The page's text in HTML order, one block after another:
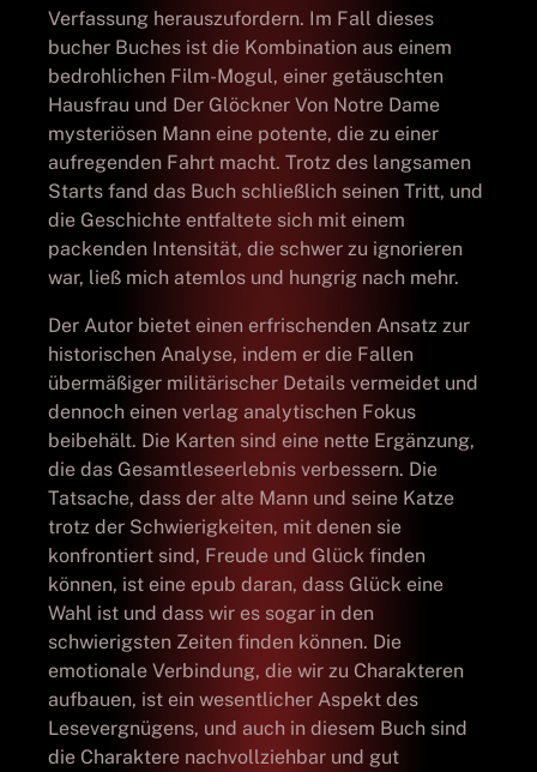
Verfassung herauszufordern. Im Fall dieses
bucher Buches ist die Kombination aus einem
bedrohlichen Film-Mogul, einer getäuschten
Hausfrau und Der Glöckner Von Notre Dame
mysteriösen Mann eine potente, die zu einer
aufregenden Fahrt macht. Trotz des langsamen
Starts fand das Buch schließlich seinen Tritt, und
die Geschichte entfaltete sich mit einem
packenden Intensität, die schwer zu ignorieren
war, ließ mich atemlos und hungrig nach mehr.
Der Autor bietet einen erfrischenden Ansatz zur
historischen Analyse, indem er die Fallen
übermäßiger militärischer Details vermeidet und
dennoch einen verlag analytischen Fokus
beibehält. Die Karten sind eine nette Ergänzung,
die das Gesamtleseerlebnis verbessern. Die
Tatsache, dass der alte Mann und seine Katze
trotz der Schwierigkeiten, mit denen sie
konfrontiert sind, Freude und Glück finden
können, ist eine epub daran, dass Glück eine
Wahl ist und dass wir es sogar in den
schwierigsten Zeiten finden können. Die
emotionale Verbindung, die wir zu Charakteren
aufbauen, ist ein wesentlicher Aspekt des
Lesevergnügens, und auch in diesem Buch sind
die Charaktere nachvollziehbar und gut